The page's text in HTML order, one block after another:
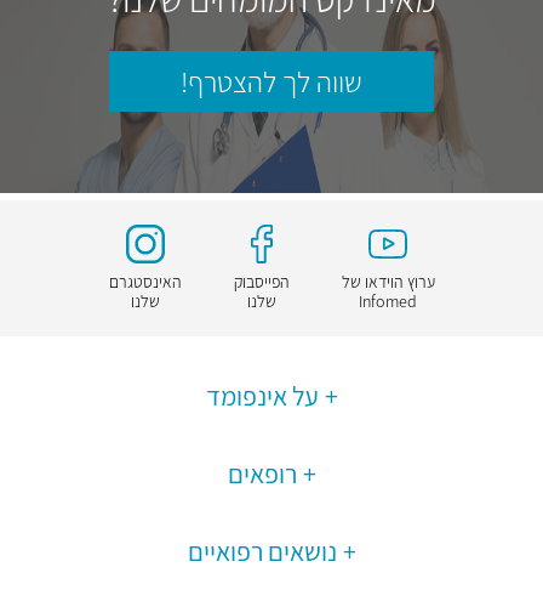
שווה לך להצטרף!
ערוץ הוידאו של
Infomed
הפייסבוק
שלנו
האינסטגרם
שלנו
על אינפומד
רופאים
נושאים רפואיים